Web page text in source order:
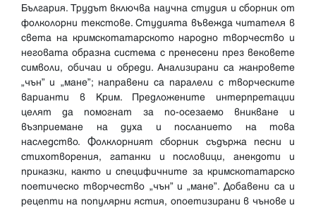
България. Трудът включва научна студия и сборник от
фолколорни текстове. Студията въвежда читателя в
света на кримскотатарското народно творчество и
неговата образна система с пренесени през вековете
символи, обичаи и обреди. Анализирани са жанровете
„чън” и „мане”; направени са паралели с творческите
варианти в Крим. Предложените интерпретации
целят да помогнат за по-осезаемо вникване и
възприемане на духа и посланието на това
наследство. Фолклорният сборник съдържа песни и
стихотворения, гатанки и пословици, анекдоти и
приказки, както и специфичните за кримскотатарско
поетическо творчество „чън” и „мане”. Добавени са и
рецепти на популярни ястия, опоетизирани в чънове и